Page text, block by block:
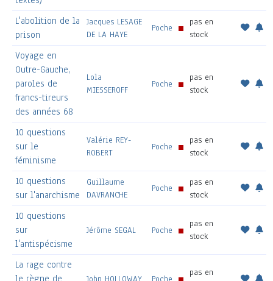
L'abolition de la
prison
Jacques LESAGE
DE LA HAYE
Poche
pas en
stock
Voyage en
Outre-Gauche,
paroles de
francs-tireurs
des années 68
Lola
MIESSEROFF
Poche
pas en
stock
10 questions
sur le
féminisme
Valérie REY-
ROBERT
Poche
pas en
stock
10 questions
sur l'anarchisme
Guillaume
DAVRANCHE
Poche
pas en
stock
10 questions
sur
l'antispécisme
Jérôme SEGAL Poche
pas en
stock
La rage contre
pas en